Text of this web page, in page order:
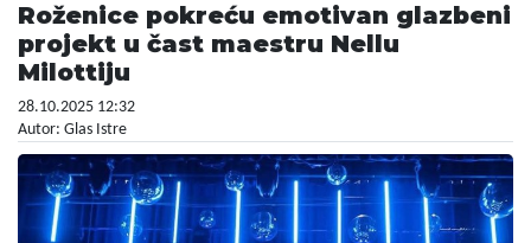
Roženice pokreću emotivan glazbeni
projekt u čast maestru Nellu
Milottiju
28.10.2025 12:32
Autor: Glas Istre